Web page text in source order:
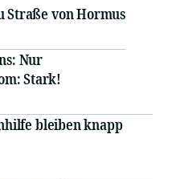
Straße von Hormus
Nur
Stark!
bleiben knapp